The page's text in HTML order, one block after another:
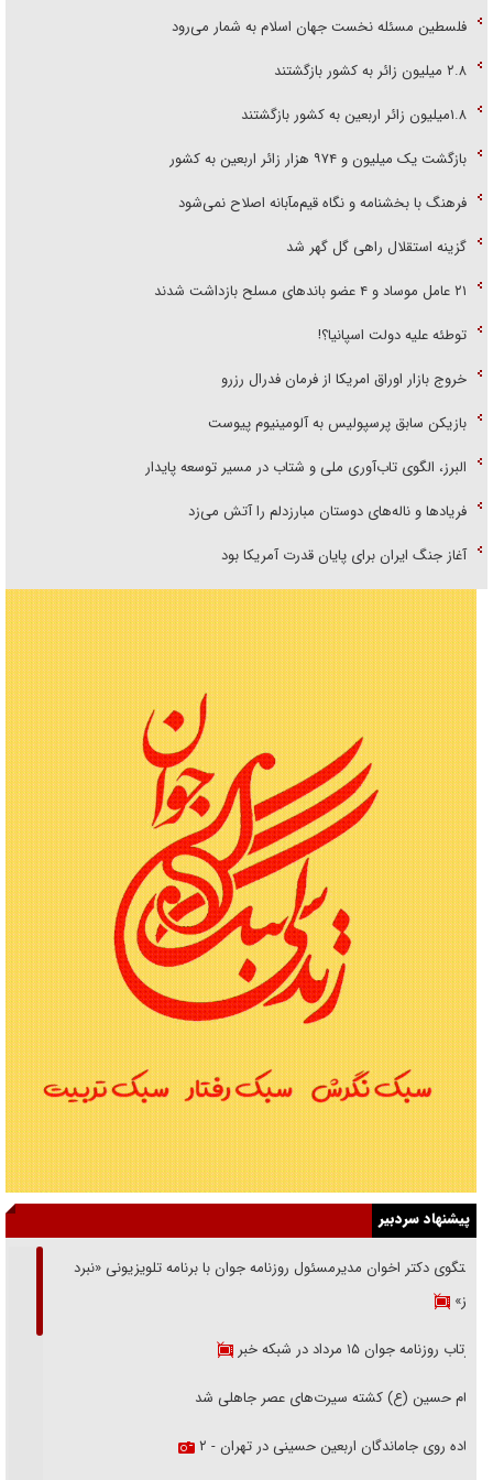
فلسطین مسئله نخست جهان اسلام به شمار می‌رود
۲.۸ میلیون زائر به کشور بازگشتند
۱.۸میلیون زائر اربعین به کشور بازگشتند
بازگشت یک میلیون و ۹۷۴ هزار زائر اربعین به کشور
فرهنگ با بخشنامه و نگاه قیم‌مآبانه اصلاح نمی‌شود
گزینه استقلال راهی گل گهر شد
۲۱ عامل موساد و ۴ عضو باند‌های مسلح بازداشت شدند
توطئه علیه دولت اسپانیا؟!
خروج بازار اوراق امریکا از فرمان فدرال رزرو
بازیکن سابق پرسپولیس به آلومینیوم پیوست
البرز، الگوی تاب‌آوری ملی و شتاب در مسیر توسعه پایدار
فریاد‌ها و ناله‌های دوستان مبارزدلم را آتش می‌زد
آغاز جنگ ایران برای پایان قدرت آمریکا بود
پیشنهاد سردبیر
گفتگوی دکتر اخوان مدیرمسئول روزنامه جوان با برنامه تلویزیونی «نبرد
هرمز»
بازتاب روزنامه جوان ۱۵ مرداد در شبکه خبر
امام حسین (ع) کشته سیرت‌های عصر جاهلی شد
پیاده روی جاماندگان اربعین حسینی در تهران - ۲